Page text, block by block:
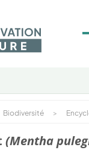
Biodiversité >
(Mentha